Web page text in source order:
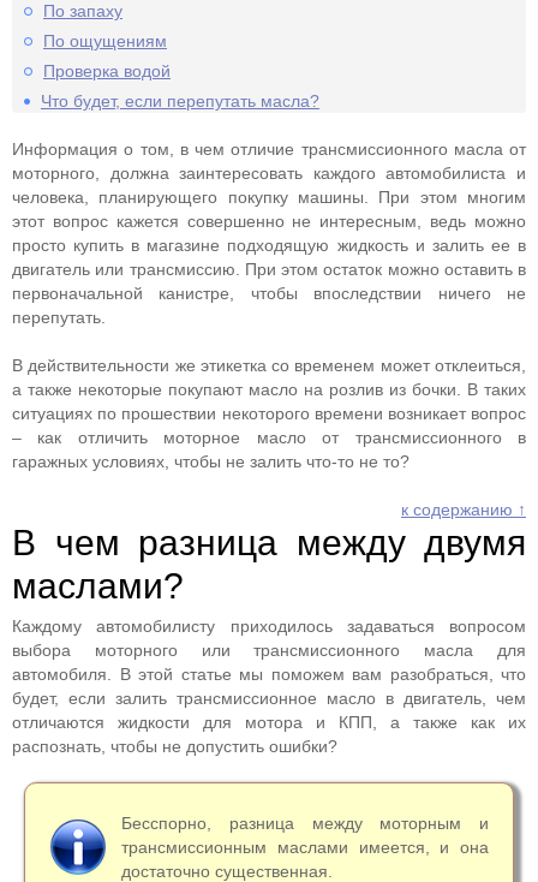
По запаху
По ощущениям
Проверка водой
Что будет, если перепутать масла?
Информация о том, в чем отличие трансмиссионного масла от
моторного, должна заинтересовать каждого автомобилиста и
человека, планирующего покупку машины. При этом многим
этот вопрос кажется совершенно не интересным, ведь можно
просто купить в магазине подходящую жидкость и залить ее в
двигатель или трансмиссию. При этом остаток можно оставить в
первоначальной канистре, чтобы впоследствии ничего не
перепутать.
В действительности же этикетка со временем может отклеиться,
а также некоторые покупают масло на розлив из бочки. В таких
ситуациях по прошествии некоторого времени возникает вопрос
– как отличить моторное масло от трансмиссионного в
гаражных условиях, чтобы не залить что-то не то?
к содержанию ↑
В чем разница между двумя
маслами?
Каждому автомобилисту приходилось задаваться вопросом
выбора моторного или трансмиссионного масла для
автомобиля. В этой статье мы поможем вам разобраться, что
будет, если залить трансмиссионное масло в двигатель, чем
отличаются жидкости для мотора и КПП, а также как их
распознать, чтобы не допустить ошибки?
Бесспорно, разница между моторным и
трансмиссионным маслами имеется, и она
достаточно существенная.